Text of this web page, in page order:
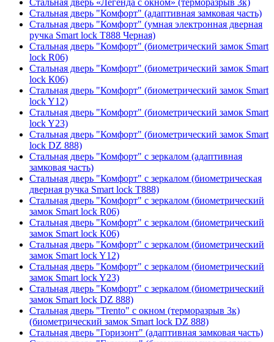
Стальная дверь "Комфорт" (адаптивная замковая часть)
Стальная дверь "Комфорт" (умная электронная дверная
ручка Smart lock T888 Черная)
Стальная дверь "Комфорт" (биометрический замок Smart
lock R06)
Стальная дверь "Комфорт" (биометрический замок Smart
lock К06)
Стальная дверь "Комфорт" (биометрический замок Smart
lock Y12)
Стальная дверь "Комфорт" (биометрический замок Smart
lock Y23)
Стальная дверь "Комфорт" (биометрический замок Smart
lock DZ 888)
Стальная дверь "Комфорт" с зеркалом (адаптивная
замковая часть)
Стальная дверь "Комфорт" с зеркалом (биометрическая
дверная ручка Smart lock T888)
Стальная дверь "Комфорт" с зеркалом (биометрический
замок Smart lock R06)
Стальная дверь "Комфорт" с зеркалом (биометрический
замок Smart lock К06)
Стальная дверь "Комфорт" с зеркалом (биометрический
замок Smart lock Y12)
Стальная дверь "Комфорт" с зеркалом (биометрический
замок Smart lock Y23)
Стальная дверь "Комфорт" с зеркалом (биометрический
замок Smart lock DZ 888)
Стальная дверь "Trento" с окном (терморазрыв 3к)
(биометрический замок Smart lock DZ 888)
Стальная дверь "Горизонт" (адаптивная замковая часть)